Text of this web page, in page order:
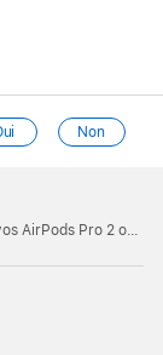
Non
2 ou AirPods Pro 3